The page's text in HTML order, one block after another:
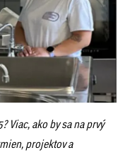
Viac, ako by sa na prvý
projektov a